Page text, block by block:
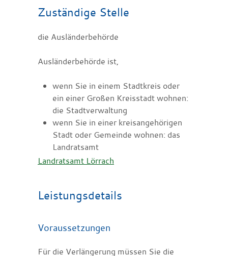
Zuständige Stelle
die Ausländerbehörde
Ausländerbehörde ist,
wenn Sie in einem Stadtkreis oder
ein einer Großen Kreisstadt wohnen:
die Stadtverwaltung
wenn Sie in einer kreisangehörigen
Stadt oder Gemeinde wohnen: das
Landratsamt
Landratsamt Lörrach
Leistungsdetails
Voraussetzungen
Für die Verlängerung müssen Sie die